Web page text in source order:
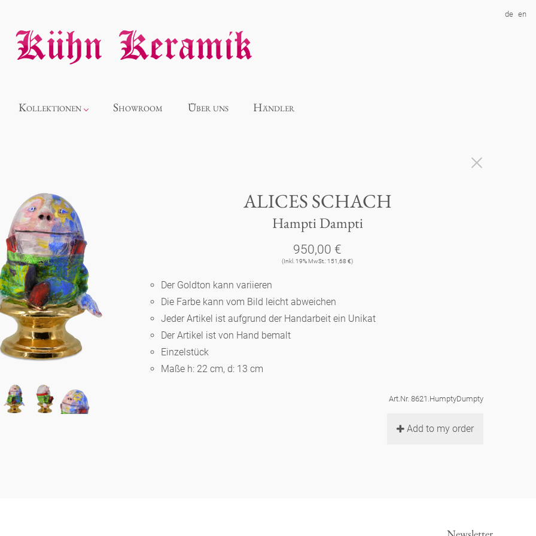
de en
Kollektionen
Panthéon
Souvenir
Berlin
Slumberland
Karlos
Showroom Über uns Händler
ALICES SCHACH
Hampti Dampti
950,00 €
(Inkl. 19% MwSt.: 151,68 €)
Der Goldton kann variieren
Die Farbe kann vom Bild leicht abweichen
Jeder Artikel ist aufgrund der Handarbeit ein Unikat
Der Artikel ist von Hand bemalt
Einzelstück
Maße h: 22 cm, d: 13 cm
Art.Nr. 8621.HumptyDumpty
Add to my order